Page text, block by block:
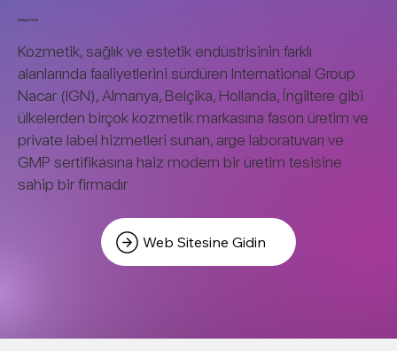
Faaliyet Özeti
Kozmetik, sağlık ve estetik endüstrisinin farklı
alanlarında faaliyetlerini sürdüren International Group
Nacar (IGN), Almanya, Belçika, Hollanda, İngiltere gibi
ülkelerden birçok kozmetik markasına fason üretim ve
private label hizmetleri sunan, arge laboratuvarı ve
GMP sertifikasına haiz modern bir üretim tesisine
sahip bir firmadır.
Web Sitesine Gidin